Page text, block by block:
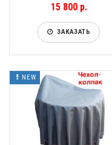
15 800 р.
ЗАКАЗАТЬ
NEW